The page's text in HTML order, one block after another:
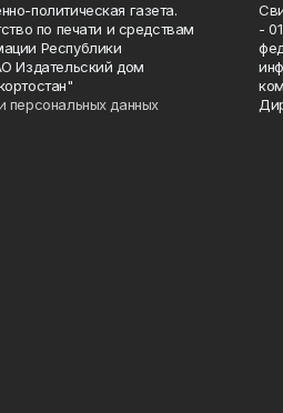
политическая газета.
по печати и средствам
Республики
Издательский дом
персональных данных
-